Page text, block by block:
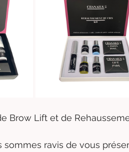
Brow Lift et de
sommes ravis de vous